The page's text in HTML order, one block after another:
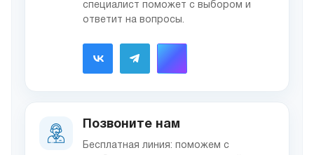
специалист поможет с выбором и
ответит на вопросы.
Позвоните нам
Бесплатная линия: поможем с